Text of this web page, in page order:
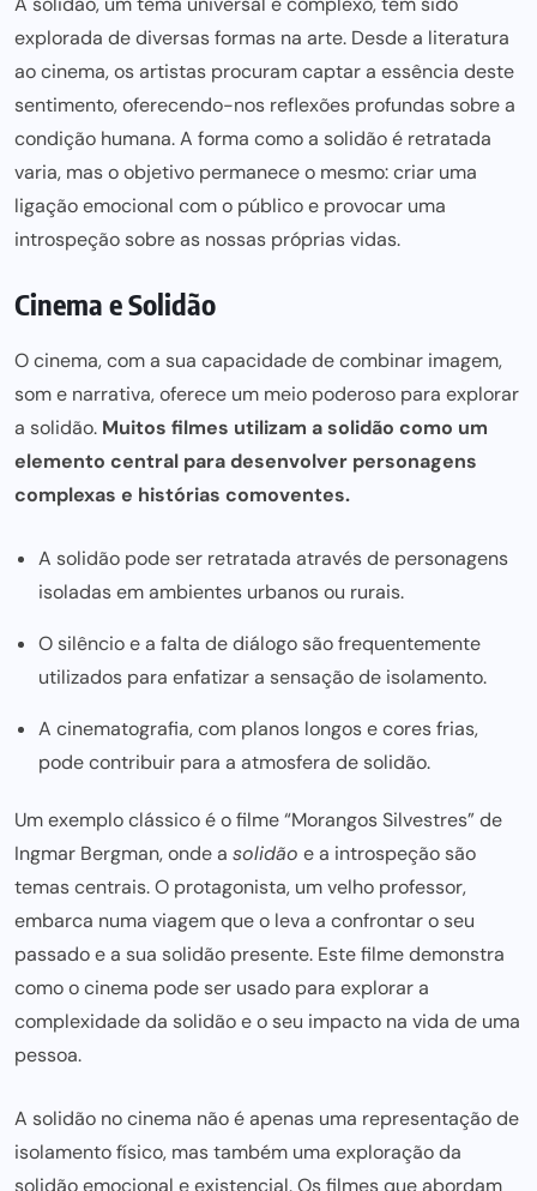
explorada de diversas formas na arte. Desde a literatura
ao cinema, os artistas procuram captar a essência deste
sentimento, oferecendo-nos reflexões profundas sobre a
condição humana. A forma como a solidão é retratada
varia, mas o objetivo permanece o mesmo: criar uma
ligação emocional com o público e provocar uma
introspeção sobre as nossas próprias vidas.
Cinema e Solidão
O cinema, com a sua capacidade de combinar imagem,
som e narrativa, oferece um meio poderoso para explorar
a solidão. Muitos filmes utilizam a solidão como um
elemento central para desenvolver personagens
complexas e histórias comoventes.
A solidão pode ser retratada através de personagens
isoladas em ambientes urbanos ou rurais.
O silêncio e a falta de diálogo são frequentemente
utilizados para enfatizar a sensação de isolamento.
A cinematografia, com planos longos e cores frias,
pode contribuir para a atmosfera de solidão.
Um exemplo clássico é ofilme “Morangos Silvestres” de
Ingmar Bergman, onde a solidão e a introspeção são
temas centrais. O protagonista, um velho professor,
embarca numa viagem que o leva a confrontar o seu
passado e a sua solidão presente. Este filme demonstra
como o cinema pode ser usado para explorar a
complexidade da solidão e o seu impacto na vida de uma
pessoa.
A solidão no cinema não é apenas uma representação de
isolamento físico, mas também uma exploração da
solidão emocional e existencial. Os filmes que abordam